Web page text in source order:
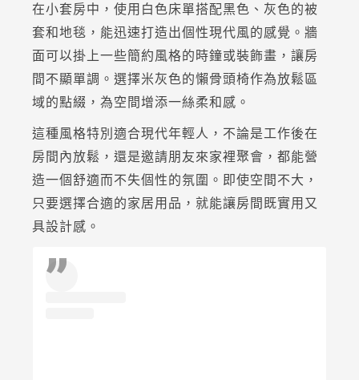
在小套房中，使用白色床單搭配黑色、灰色的被
套和地毯，能迅速打造出個性現代風的感覺。牆
面可以掛上一些簡約風格的時鐘或裝飾畫，讓房
間不顯單調。選擇米灰色的懶骨頭椅作為放鬆區
域的點綴，為空間增添一絲柔和感。
這種風格特別適合現代年輕人，不論是工作後在
房間內放鬆，還是邀請朋友來家裡聚會，都能營
造一個舒適而不失個性的氛圍。即使空間不大，
只要選擇合適的家居用品，就能讓房間既實用又
具設計感。